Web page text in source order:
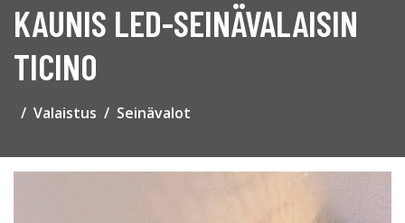
KAUNIS LED-SEINÄVALAISIN
TICINO
Valaistus Seinävalot